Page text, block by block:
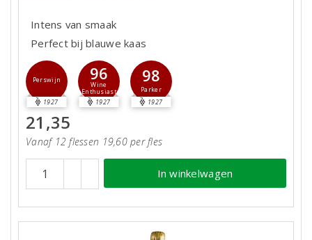
Intens van smaak
Perfect bij blauwe kaas
Perswijn
1927
96
Wine
Enthusiast
1927
98
Parker
1927
21,35
Vanaf 12 flessen 19,60 per fles
In winkelwagen